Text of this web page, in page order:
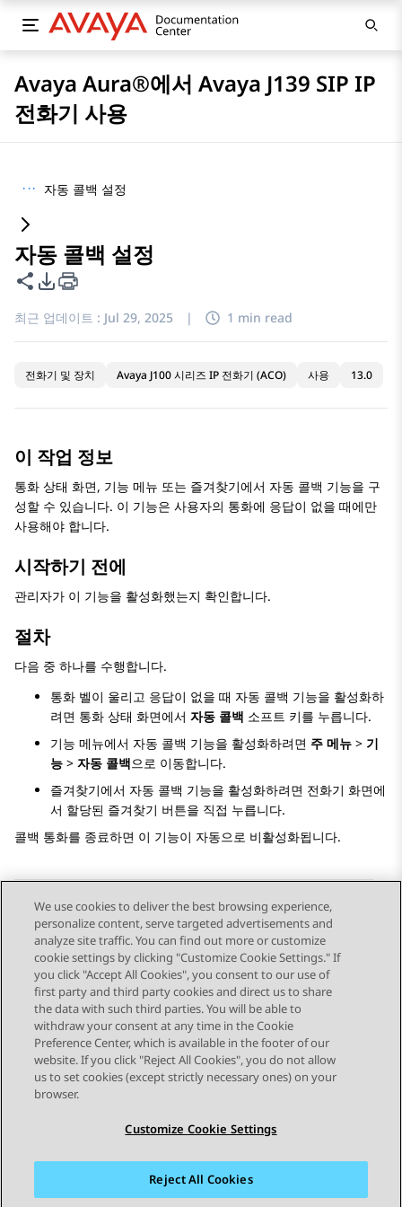
Avaya Aura®에서 Avaya J139 SIP IP
전화기 사용
··· 자동 콜백 설정
자동 콜백 설정
이 페이지 공유
PDF 내보내기 옵션
최근 업데이트 : Jul 29, 2025 | 1 min read
전화기 및 장치 Avaya J100 시리즈 IP 전화기 (ACO) 사용 13.0
이 작업 정보
통화 상태 화면, 기능 메뉴 또는 즐겨찾기에서 자동 콜백 기능을 구
성할 수 있습니다. 이 기능은 사용자의 통화에 응답이 없을 때에만
사용해야 합니다.
시작하기 전에
관리자가 이 기능을 활성화했는지 확인합니다.
절차
다음 중 하나를 수행합니다.
통화 벨이 울리고 응답이 없을 때 자동 콜백 기능을 활성화하
려면 통화 상태 화면에서 자동 콜백 소프트 키를 누릅니다.
기능 메뉴에서 자동 콜백 기능을 활성화하려면 주 메뉴 > 기
능 > 자동 콜백으로 이동합니다.
즐겨찾기에서 자동 콜백 기능을 활성화하려면 전화기 화면에
서 할당된 즐겨찾기 버튼을 직접 누릅니다.
콜백 통화를 종료하면 이 기능이 자동으로 비활성화됩니다.
Send Feedback
Topic navigation
이전 항목
STAY CONNECTED
We use cookies to deliver the best browsing experience,
personalize content, serve targeted advertisements and
analyze site traffic. You can find out more or customize
cookie settings by clicking "Customize Cookie Settings." If
you click "Accept All Cookies", you consent to our use of
first party and third party cookies and direct us to share
the data with such third parties. You will be able to
withdraw your consent at any time in the Cookie
Preference Center, which is available in the footer of our
website. If you click "Reject All Cookies", you do not allow
us to set cookies (except strictly necessary ones) on your
browser.
Customize Cookie Settings
Reject All Cookies